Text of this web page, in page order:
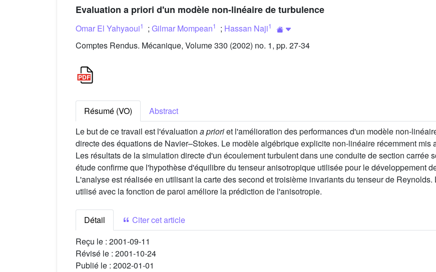
Evaluation a priori d'un modèle non-linéaire de turbulence
Omar El Yahyaoui1 ; Gilmar Mompean1 ; Hassan Naji1
Comptes Rendus. Mécanique, Volume 330 (2002) no. 1, pp. 27-34
Résumé (VO)
Abstract
Le but de ce travail est l'évaluation a prioriet l'amélioration des performances d'un modèle non-
directe des équations de Navier–Stokes. Le modèle algébrique explicite non-linéaire récemment mis
Les résultats de la simulation directe d'un écoulement turbulent dans une conduite de section carrée
étude confirme que l'hypothèse d'équilibre du tenseur anisotropique utilisée pour le développement
L'analyse est réalisée en utilisant la carte des second et troisième invariants du tenseur de
utilisé avec la fonction de paroi améliore la prédiction de l'anisotropie.
Détail
Citer cet article
Reçu le : 2001-09-11
Révisé le : 2001-10-24
Publié le : 2002-01-01